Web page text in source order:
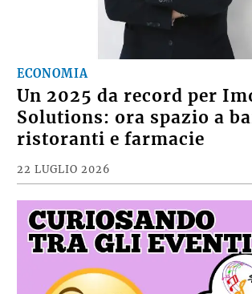
ECONOMIA
Un 2025 da record per
Solutions: ora spazio a
ristoranti e farmacie
22 LUGLIO 2026